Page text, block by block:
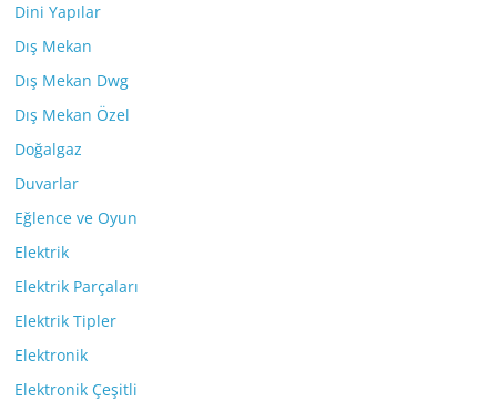
Dini Yapılar
Dış Mekan
Dış Mekan Dwg
Dış Mekan Özel
Doğalgaz
Duvarlar
Eğlence ve Oyun
Elektrik
Elektrik Parçaları
Elektrik Tipler
Elektronik
Elektronik Çeşitli